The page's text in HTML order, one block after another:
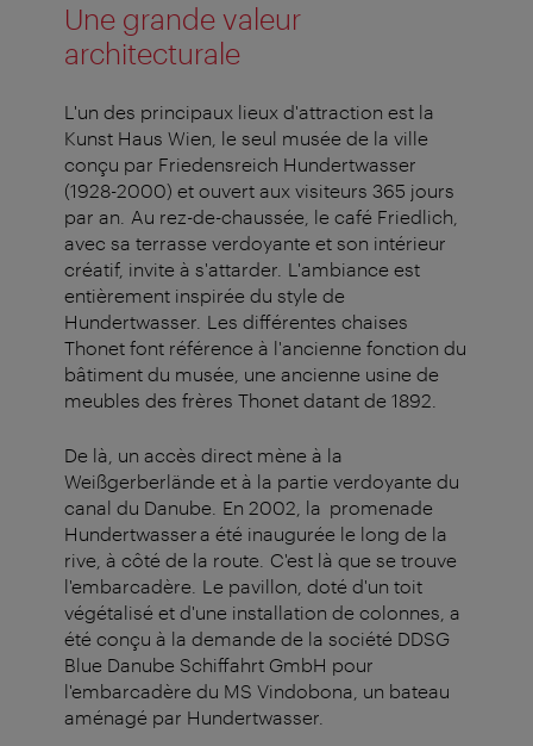
Une grande valeur
architecturale
L'un des principaux lieux d'attraction est la
Kunst Haus Wien, le seul musée de la ville
conçu par Friedensreich Hundertwasser
(1928-2000) et ouvert aux visiteurs 365 jours
par an. Au rez-de-chaussée, le café Friedlich,
avec sa terrasse verdoyante et son intérieur
créatif, invite à s'attarder. L'ambiance est
entièrement inspirée du style de
Hundertwasser. Les différentes chaises
Thonet font référence à l'ancienne fonction du
bâtiment du musée, une ancienne usine de
meubles des frères Thonet datant de 1892.
De là, un accès direct mène à la
Weißgerberlände et à la partie verdoyante du
canal du Danube. En 2002, la promenade
Hundertwasser a été inaugurée le long de la
rive, à côté de la route. C'est là que se trouve
l'embarcadère. Le pavillon, doté d'un toit
végétalisé et d'une installation de colonnes, a
été conçu à la demande de la société DDSG
Blue Danube Schiffahrt GmbH pour
l'embarcadère du MS Vindobona, un bateau
aménagé par Hundertwasser.